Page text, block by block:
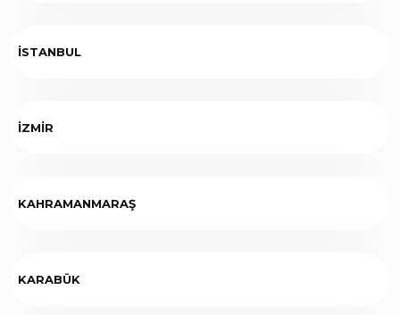
İSTANBUL
İZMİR
KAHRAMANMARAŞ
KARABÜK